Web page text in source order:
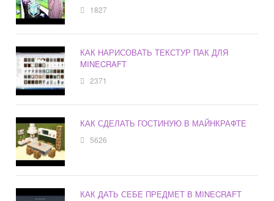
1827
КАК НАРИСОВАТЬ ТЕКСТУР ПАК ДЛЯ
MINECRAFT
2371
КАК СДЕЛАТЬ ГОСТИНУЮ В МАЙНКРАФТЕ
5626
КАК ДАТЬ СЕБЕ ПРЕДМЕТ В MINECRAFT